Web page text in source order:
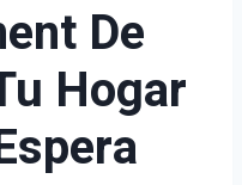
De
Hogar